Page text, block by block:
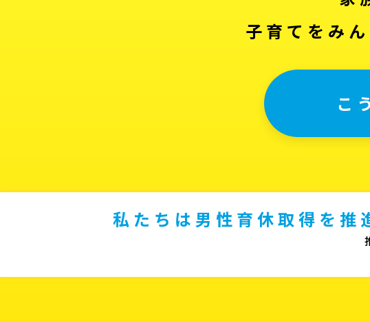
子育てをみ
こ
私たちは男性育休取得を推